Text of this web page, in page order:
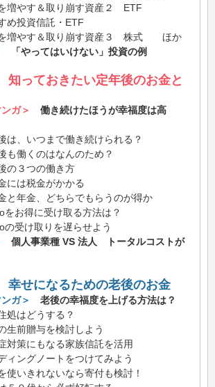
す＆取り崩す資産２ ETF
資信託・ETF
す＆取り崩す資産３ 株式 ほか
「やってはいけない」投資の例
知っておきたい定年後のお金と
ガ＞
働き続けたほうが幸福度は高
いつまで働き続けられる？
くのはなんのため？
つの働き方
税金がかかる
金、どちらでもらうのが得か
得に受け取る方法は？
け取りを遅らせよう
個人事業種 VS 法人 トータルコストが
幸せになるための老後のお金
ガ＞
老後の幸福度を上げる方法は？
どうする？
贈与を検討しよう
にもなる家族信託を活用
グノートをつけてみよう
きれないなら寄付も検討！